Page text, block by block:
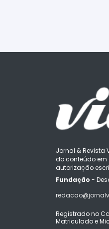
Jornal & Revista
do conteúdo em
autorização
Fundação -
Registrado no
Matriculado e